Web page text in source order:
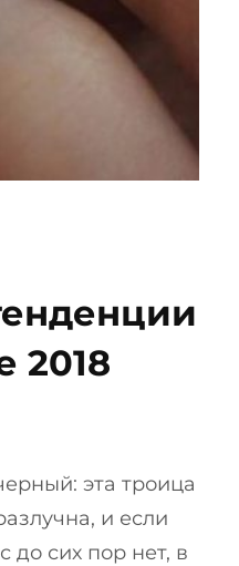
2018
эта троица
и если
до сих пор нет, в